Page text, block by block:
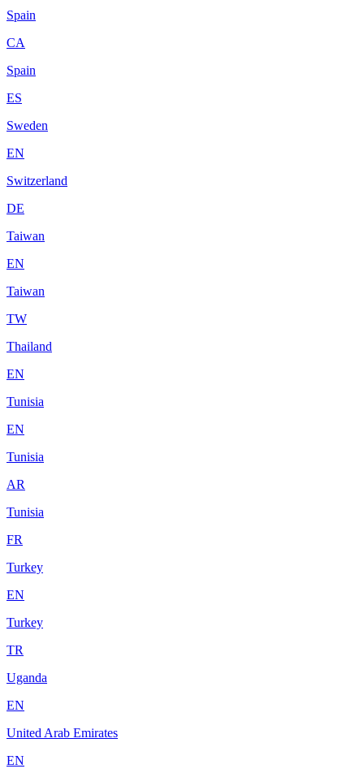
Spain
CA
Spain
ES
Sweden
EN
Switzerland
DE
Taiwan
EN
Taiwan
TW
Thailand
EN
Tunisia
EN
Tunisia
AR
Tunisia
FR
Turkey
EN
Turkey
TR
Uganda
EN
United Arab Emirates
EN